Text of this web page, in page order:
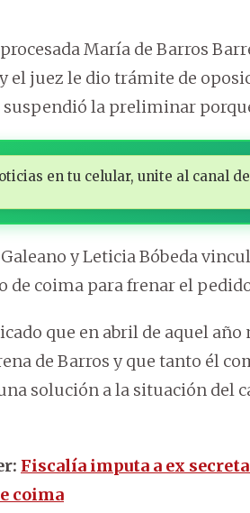
María de Barros
el juez le dio trámite de
suspendió la preliminar
en tu celular, unite al canal
y Leticia Bóbeda
de coima para frenar el
que en abril de aquel
de Barros y que tanto él
solución a la situación del
Fiscalía imputa a ex
coima